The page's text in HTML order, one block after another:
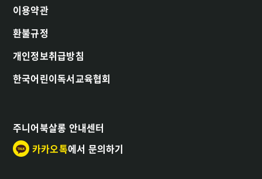
이용약관
환불규정
개인정보취급방침
한국어린이독서교육협회
주니어북살롱 안내센터
카카오톡에서 문의하기